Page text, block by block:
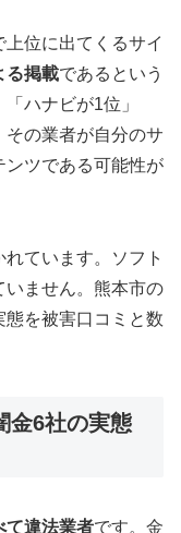
位に出てくるサイ
る掲載であるという
ハナビが1位」
その業者が自分のサ
ンツである可能性が
ています。ソフト
いません。熊本市の
を被害口コミと数
金6社の実態
て違法業者です。金